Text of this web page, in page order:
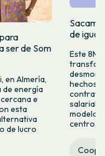
ser de Som
en Almería,
energía
e
esta
de lucro
de
Este 8M,
hechos y
salarial y
modelo
centro